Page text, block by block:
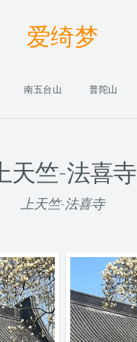
爱绮梦
南五台山 普陀山
上天竺-法喜寺
上天竺-法喜寺